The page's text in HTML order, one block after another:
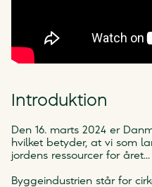
Introduktion
Den 16. marts 2024 er
hvilket betyder, at vi som
jordens ressourcer for året...
Byggeindustrien står for